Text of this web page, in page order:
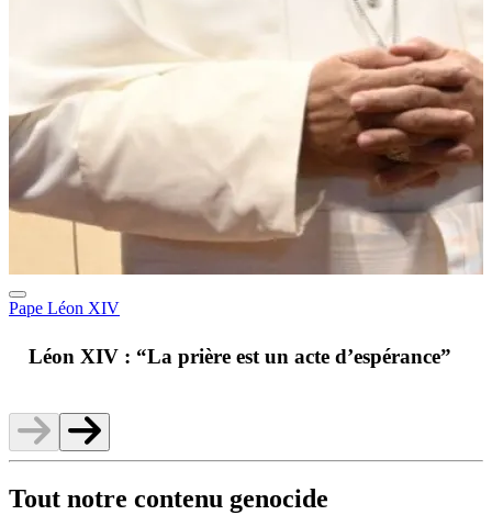
Pape Léon XIV
Léon XIV : “La prière est un acte d’espérance”
Tout notre contenu genocide